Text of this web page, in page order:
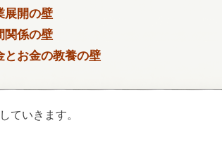
展開の壁
関係の壁
とお金の教養の壁
ていきます。